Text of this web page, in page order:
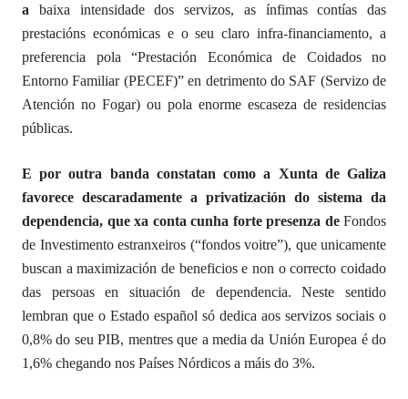
a baixa intensidade dos servizos, as ínfimas contías das
prestacións económicas e o seu claro infra-financiamento, a
preferencia pola “Prestación Económica de Coidados no
Entorno Familiar (PECEF)” en detrimento do SAF (Servizo de
Atención no Fogar) ou pola enorme escaseza de residencias
públicas.
E por outra banda constatan como a Xunta deGaliza
favorece descaradamente a privatización do sistema da
dependencia, que xa conta cunha forte presenza deFondos
de Investimento estranxeiros (“fondos voitre”), que unicamente
buscan a maximización de beneficios e non o correcto coidado
das persoas en situación de dependencia.Neste sentido
lembran que o Estado español só dedica aos servizos sociais o
0,8% do seu PIB, mentres que a media da Unión Europea é do
1,6% chegando nos Países Nórdicos a máis do 3%.